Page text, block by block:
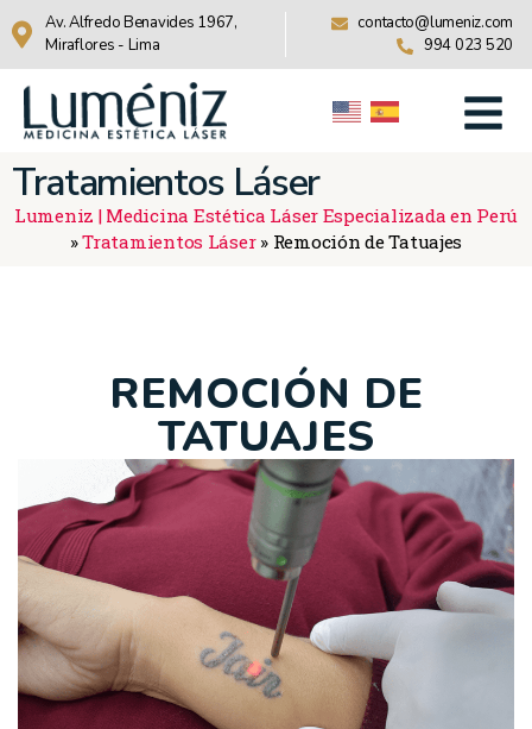
Av. Alfredo Benavides 1967,
Miraflores - Lima
contacto@lumeniz.com
994 023 520
Tratamientos Láser
Lumeniz | Medicina Estética Láser Especializada en Perú
»Tratamientos Láser» Remoción de Tatuajes
REMOCIÓN DE
TATUAJES